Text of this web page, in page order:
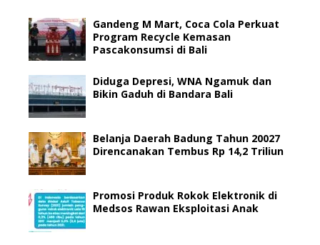
Gandeng M Mart, Coca Cola Perkuat
Program Recycle Kemasan
Pascakonsumsi di Bali
Diduga Depresi, WNA Ngamuk dan
Bikin Gaduh di Bandara Bali
Belanja Daerah Badung Tahun 20027
Direncanakan Tembus Rp 14,2 Triliun
Promosi Produk Rokok Elektronik di
Medsos Rawan Eksploitasi Anak